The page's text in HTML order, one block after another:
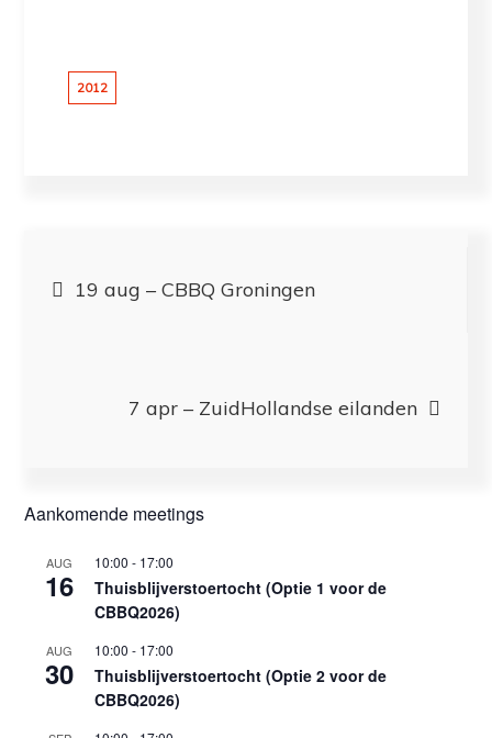
2012
navigatie
19 aug – CBBQ Groningen
7 apr – ZuidHollandse eilanden
Aankomende meetings
AUG
16
10:00 - 17:00
Thuisblijverstoertocht (Optie 1 voor de
CBBQ2026)
AUG
30
10:00 - 17:00
Thuisblijverstoertocht (Optie 2 voor de
CBBQ2026)